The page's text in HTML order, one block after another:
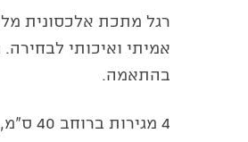
רגל מתכת אלכסונית
אמיתי ואיכותי לבחירה.
בהתאמה.
4 מגירות ברוחב 40 ס"מ, 2 דלתות ותא פתוח לכונן.